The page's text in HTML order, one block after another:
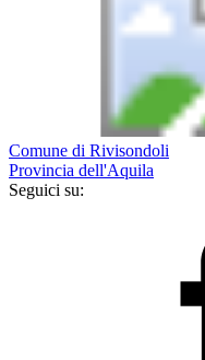
Comune di Rivisondoli
Provincia dell'Aquila
Seguici su: